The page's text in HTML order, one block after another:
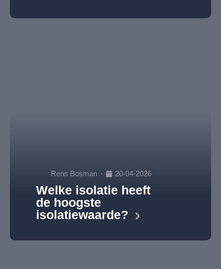
Rens Bosman 20-04-2026
Welke isolatie heeft
de hoogste
isolatiewaarde?